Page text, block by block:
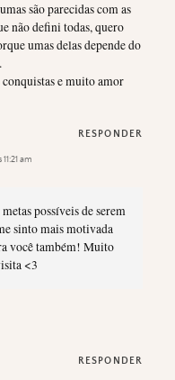
são parecidas com as
não defini todas, quero
umas delas depende do
e muito amor
am
possíveis de serem
sinto mais motivada
você também! Muito
<3
RESPONDER
RESPONDER